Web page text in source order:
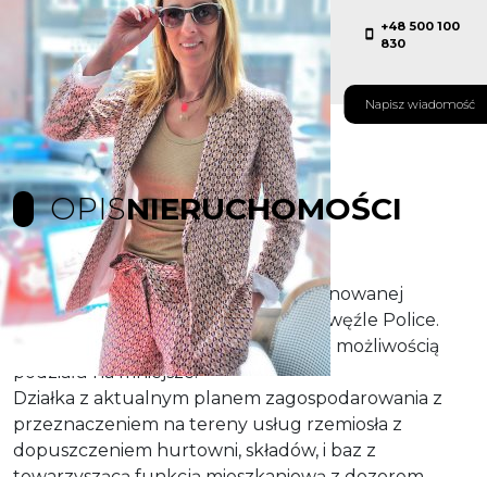
+48 500 100
830
Napisz wiadomość
OPISNIERUCHOMOŚCI
Działka znajdująca się przy nowo planowanej
obwodnicy, zaraz przy planowanym węźle Police.
Działka o powierzchni ponad 4,4 ha z możliwością
podziału na mniejsze.
Działka z aktualnym planem zagospodarowania z
przeznaczeniem na tereny usług rzemiosła z
dopuszczeniem hurtowni, składów, i baz z